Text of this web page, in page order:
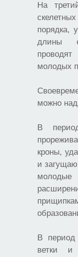
На
порядка,
длины
молодых
можно
В
кроны,
и
В период
ветки и